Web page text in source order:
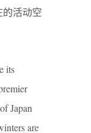
活动空
its
Japan
are